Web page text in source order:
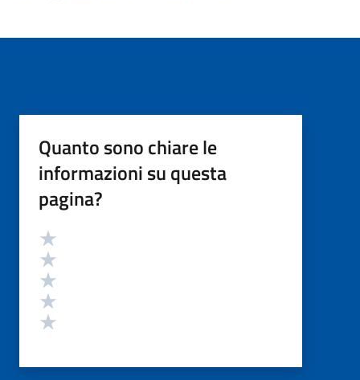
Quanto sono chiare le
informazioni su questa
pagina?
Valutazione